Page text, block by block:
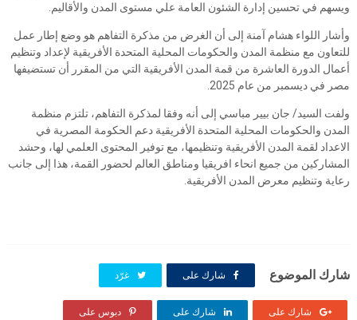
ويسهم في تحسين إدارة الشئون العامة علي مستوى المدن والأقاليم.
وأشار اللواء هشام آمنة إلى أن الغرض من مذكرة التفاهم هو وضع إطار عمل
للتعاون مع منظمة المدن والحكومات المحلية المتحدة الأفريقية لإعداد وتنظيم
أعمال الدورة العاشرة من قمة المدن الأفريقية التي من المقرر أن تستضيفها
مصر في ديسمبر من عام 2025.
ولفت السيد/ جان بيير مباسي إلى أنه وفقا لمذكرة التفاهم، تلتزم منظمة
المدن والحكومات المحلية المتحدة الأفريقية دعم الحكومة المصرية في
الاعداد لقمة المدن الأفريقية وتنظيمها، مع توفير المحتوى العلمي لها، وحشد
المشاركين من جميع انحاء افريقيا ومناطق العالم لحضور القمة، هذا إلى جانب
رعاية وتنظيم معرض المدن الأفريقية.
شارك الموضوع شارك على غرّد
شارك على شارك على دبوس على